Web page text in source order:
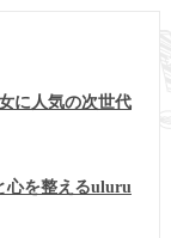
に人気の次世代
心を整えるuluru